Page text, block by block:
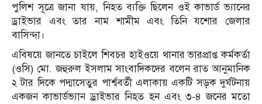
পুলিশ সূত্রে জানা যায়, নিহত ব্যক্তি ছিলেন ওই কাভার্ড ভ্যানের
ড্রাইভার এবং তার নাম শামীম এবং তিনি যশোর জেলার
বাসিন্দা।
এবিষয়ে জানতে চাইলে শিবচর হাইওয়ে থানার ভারপ্রাপ্ত কর্মকর্তা
(ওসি) মো. জহুরুল ইসলাম সাংবাদিকদের বলেন রাত আনুমানিক
২ টার দিকে পদ্মাসেতুর পার্শ্ববর্তী এলাকায় একটি সড়ক দুর্ঘটনায়
একজন কাভার্ডভ্যান ড্রাইভার নিহত হন এবং ৩-৪ জনের মতো